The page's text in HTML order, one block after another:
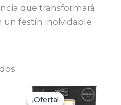
que transformará
un festín inolvidable.
¡Oferta!
¡Oferta!